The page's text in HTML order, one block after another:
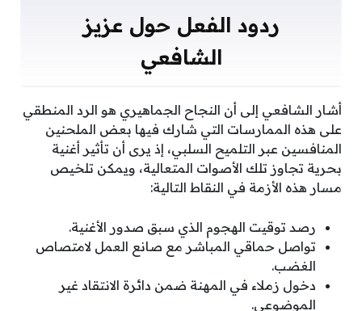
ردود الفعل حول عزيز
الشافعي
أشار الشافعي إلى أن النجاح الجماهيري هو الرد المنطقي
على هذه الممارسات التي شارك فيها بعض الملحنين
المنافسين عبر التلميح السلبي، إذ يرى أن تأثير أغنية
بحرية تجاوز تلك الأصوات المتعالية، ويمكن تلخيص
مسار هذه الأزمة في النقاط التالية:
رصد توقيت الهجوم الذي سبق صدور الأغنية.
تواصل حماقي المباشر مع صانع العمل لامتصاص
الغضب.
دخول زملاء في المهنة ضمن دائرة الانتقاد غير
الموضوعي.